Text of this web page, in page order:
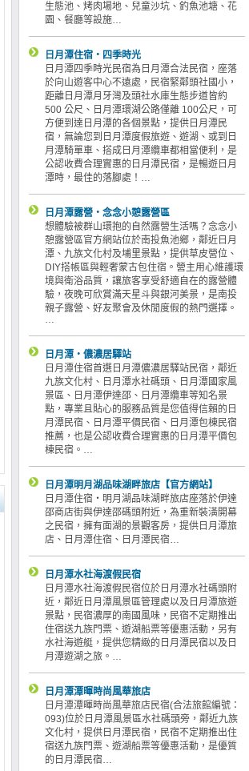
生態池、烤肉場地、兒童沙坑、釣魚池塘、花
園、餐廳等設施…
日月潭住宿‧四季時光
日月潭四季時光民宿為日月潭合法民宿，座落
於向山遊客中心不遠處，民宿緊鄰頭社國小，
距離日月潭月牙灣及頭社水庫生態步道皆約
500 公尺、日月潭環湖公路僅離 100公尺，可
方便到達日月潭的各個景點，提供日月潭民
宿，無論您到日月潭度假旅遊、遊湖、或到日
月潭騎單車、搭成日月潭纜車都相當便利，是
公認收費合理實惠的日月潭民宿，是暢遊日月
潭時，最佳的落腳處！…
日月潭露營‧念念小憩露營區
想體驗被群山環抱的自然露營生活嗎？念念小
憩露營區官方網站位於南投魚池鄉，鄰近日月
潭、九族文化村及埔里景點，提供草皮營位、
DIY搭帳區與輕奢蒙古包住宿。營主用心維護環
境與衛浴品質，讓旅客享受舒適自在的露營體
驗，夜晚可欣賞滿天星斗與銀河美景，是南投
親子露營、好友聚會及休閒度假的熱門選擇。
…
日月潭‧儂濃居驛站
日月潭住宿首選日月潭儂濃居驛站民宿，鄰近
九族文化村、日月潭水社碼頭、日月潭國家風
景區、日月潭伊達邵、日月潭纜車等知名景
點，專業且貼心的服務品質是您值得信賴的日
月潭民宿、日月潭平價民宿、日月潭包棟民宿
推薦，也是公認收費合理實惠的日月潭平價包
棟民宿。…
日月潭明月湖品味湖畔旅店【官方網站】
日月潭住宿‧明月湖品味湖畔旅店座落於伊達
邵商店街與伊達邵碼頭附近，為重新裝潢開幕
之民宿，擁有面湖的景觀客房，提供日月潭旅
店、日月潭住宿、日月潭民宿…
日月潭水社海渡假民宿
日月潭水社海渡假民宿位於日月潭水社碼頭附
近，鄰近日月潭風景區管理處以及日月潭旅遊
景點，民宿濃厚的南國風味，民宿不定期推出
住宿送九族門票、遊湖船票等優惠活動，另有
水社海遊艇，提供您精緻的日月潭民宿以及日
月潭遊湖之旅。…
日月潭潭暉時尚風華旅店
日月潭潭暉時尚風華旅店民宿(合法旅館編號：
093)位於日月潭風景區水社碼頭旁，鄰近九族
文化村，提供日月潭民宿，民宿不定期推出住
宿送九族門票、遊湖船票等優惠活動，是優質
的日月潭民宿…